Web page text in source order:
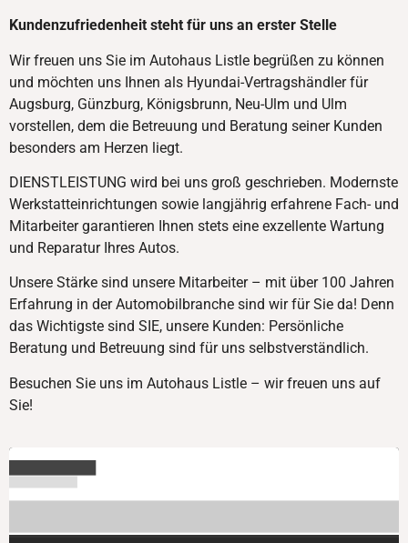
Kundenzufriedenheit steht für uns an erster Stelle
Wir freuen uns Sie im Autohaus Listle begrüßen zu können
und möchten uns Ihnen als Hyundai-Vertragshändler für
Augsburg, Günzburg, Königsbrunn, Neu-Ulm und Ulm
vorstellen, dem die Betreuung und Beratung seiner Kunden
besonders am Herzen liegt.
DIENSTLEISTUNG wird bei uns groß geschrieben. Modernste
Werkstatteinrichtungen sowie langjährig erfahrene Fach- und
Mitarbeiter garantieren Ihnen stets eine exzellente Wartung
und Reparatur Ihres Autos.
Unsere Stärke sind unsere Mitarbeiter – mit über 100 Jahren
Erfahrung in der Automobilbranche sind wir für Sie da! Denn
das Wichtigste sind SIE, unsere Kunden: Persönliche
Beratung und Betreuung sind für uns selbstverständlich.
Besuchen Sie uns im Autohaus Listle – wir freuen uns auf
Sie!